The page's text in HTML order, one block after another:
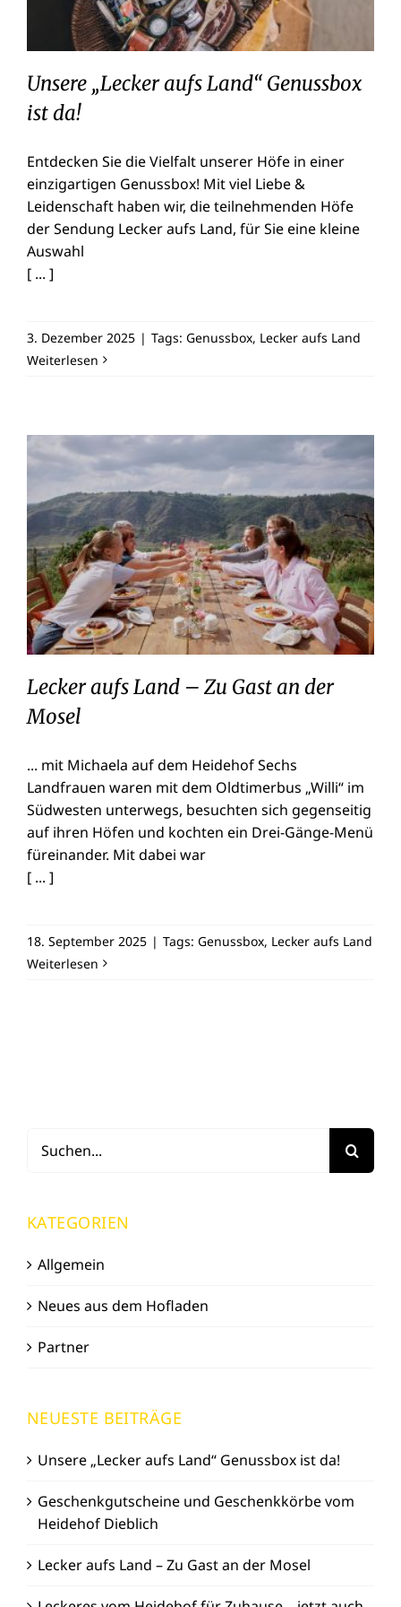
Unsere „Lecker aufs Land“ Genussbox
ist da!
Entdecken Sie die Vielfalt unserer Höfe in einer
einzigartigen Genussbox! Mit viel Liebe &
Leidenschaft haben wir, die teilnehmenden Höfe
der Sendung Lecker aufs Land, für Sie eine kleine
Auswahl
[ ... ]
3. Dezember 2025 | Tags: Genussbox, Lecker aufs Land
Weiterlesen
Lecker aufs Land – Zu Gast an der
Mosel
Lecker aufs Land – Zu Gast an der
Mosel
... mit Michaela auf dem Heidehof Sechs
Landfrauen waren mit dem Oldtimerbus „Willi“ im
Südwesten unterwegs, besuchten sich gegenseitig
auf ihren Höfen und kochten ein Drei-Gänge-Menü
füreinander. Mit dabei war
[ ... ]
18. September 2025 | Tags: Genussbox, Lecker aufs Land
Weiterlesen
nach:
KATEGORIEN
Allgemein
Neues aus dem Hofladen
Partner
NEUESTE BEITRÄGE
Unsere „Lecker aufs Land“ Genussbox ist da!
Geschenkgutscheine und Geschenkkörbe vom
Heidehof Dieblich
Lecker aufs Land – Zu Gast an der Mosel